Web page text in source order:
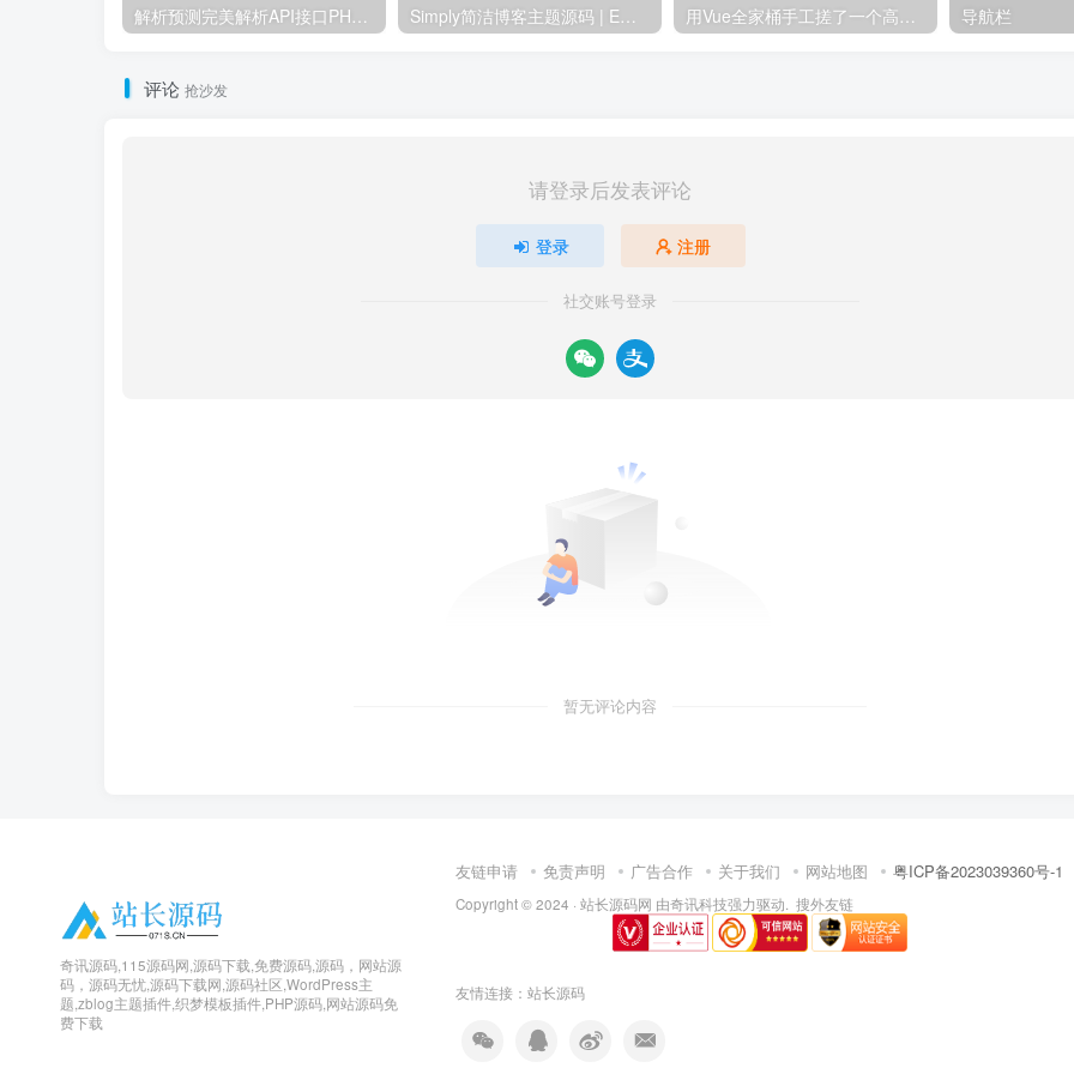
解析预测完美解析API接口PHP源码8124 导航栏
评论 抢沙发
请登录后发表评论
登录 注册
社交账号登录
暂无评论内容
奇讯源码,115源码网,源码下载,免费源码,源码，网站源
码，源码无忧,源码下载网,源码社区,WordPress主
题,zblog主题插件,织梦模板插件,PHP源码,网站源码免
费下载
友链申请 免责声明 广告合作 关于我们 网站地图 粤ICP备2023039360号-1
Copyright © 2024 · 站长源码网 由奇讯科技强力驱动. 搜外友链
友情连接： 站长源码